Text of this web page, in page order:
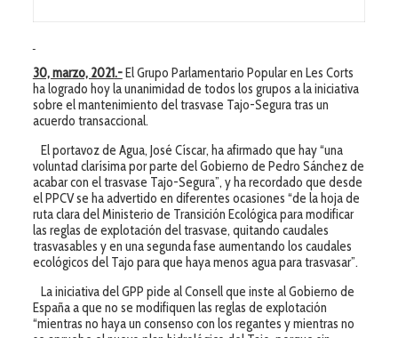
30, marzo, 2021.-El Grupo Parlamentario Popular en Les Corts
ha logrado hoy la unanimidad de todos los grupos a la iniciativa
sobre el mantenimiento del trasvase Tajo-Segura tras un
acuerdo transaccional.
El portavoz de Agua, José Císcar, ha afirmado que hay “una
voluntad clarísima por parte del Gobierno de Pedro Sánchez de
acabar con el trasvase Tajo-Segura”, y ha recordado que desde
el PPCV se ha advertido en diferentes ocasiones “de la hoja de
ruta clara del Ministerio de Transición Ecológica para modificar
las reglas de explotación del trasvase, quitando caudales
trasvasables y en una segunda fase aumentando los caudales
ecológicos del Tajo para que haya menos agua para trasvasar”.
La iniciativa del GPP pide al Consell que inste al Gobierno de
España a que no se modifiquen las reglas de explotación
“mientras no haya un consenso con los regantes y mientras no